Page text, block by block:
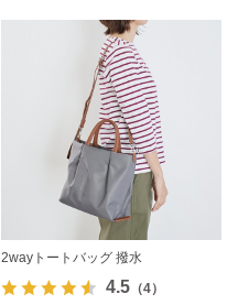
2wayトートバッグ 撥水
4.5（4）